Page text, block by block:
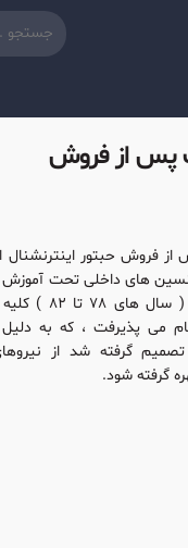
پس از فروش
های داخلی تحت آموزش
قبل از آن
می پذیرفت ، که به
گرفته شد از
گرفته شود.